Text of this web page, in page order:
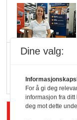
Siste
Dine valg:
For å gi deg
informasjon fra ditt
deg mot dette